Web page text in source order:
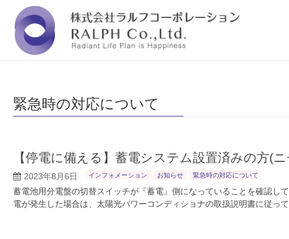
緊急時の対応について
【停電に備える】蓄電システム設置済みの方(
2023年8月6日 インフォメーション お知らせ 緊急時の対応について
蓄電池用分電盤の切替スイッチが『蓄電』側になっていることを確認し
電が発生した場合は、太陽光パワーコンディショナの取扱説明書に従っ